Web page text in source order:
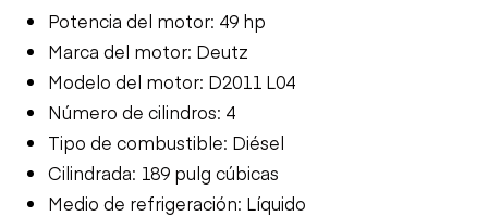
Potencia del motor: 49 hp
Marca del motor: Deutz
Modelo del motor: D2011 L04
Número de cilindros: 4
Tipo de combustible: Diésel
Cilindrada: 189 pulg cúbicas
Medio de refrigeración: Líquido